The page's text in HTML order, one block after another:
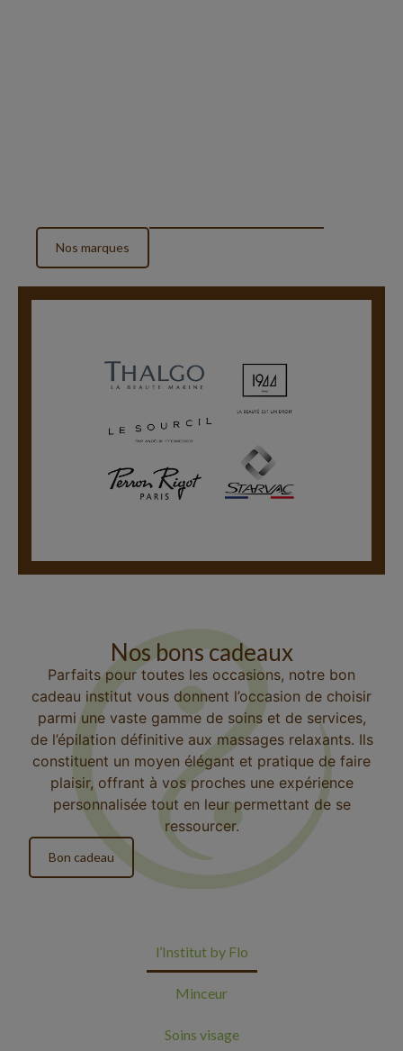
Nos marques
Nos bons cadeaux
Parfaits pour toutes les occasions, notre bon
cadeau institut vous donnent l’occasion de choisir
parmi une vaste gamme de soins et de services,
de l’épilation définitive aux massages relaxants. Ils
constituent un moyen élégant et pratique de faire
plaisir, offrant à vos proches une expérience
personnalisée tout en leur permettant de se
ressourcer.
Bon cadeau
l’Institut by Flo
Minceur
Soins visage